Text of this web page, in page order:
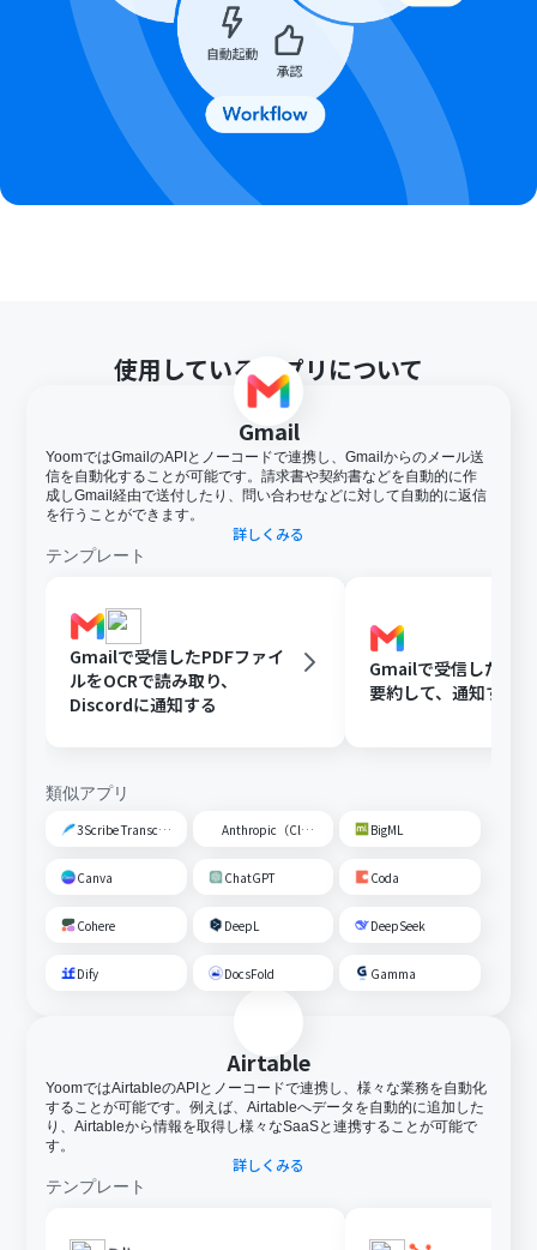
使用しているアプリについて
Gmail
YoomではGmailのAPIとノーコードで連携し、Gmailからのメール送
信を自動化することが可能です。請求書や契約書などを自動的に作
成しGmail経由で送付したり、問い合わせなどに対して自動的に返信
を行うことができます。
詳しくみる
テンプレート
Gmailで受信したPDFファイ
ルをOCRで読み取り、
Discordに通知する
Gmailで受信した内
要約して、通知する
類似アプリ
3Scribe Transcription Anthropic（Claude） BigML
Canva ChatGPT Coda
Cohere DeepL DeepSeek
Dify DocsFold Gamma
Airtable
YoomではAirtableのAPIとノーコードで連携し、様々な業務を自動化
することが可能です。例えば、Airtableへデータを自動的に追加した
り、Airtableから情報を取得し様々なSaaSと連携することが可能で
す。
詳しくみる
テンプレート